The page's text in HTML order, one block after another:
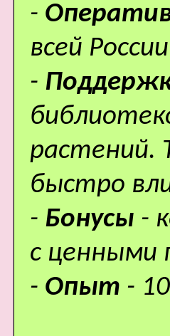
-
всей
-
растений.
быстро
- Бонусы -
с ценными
- Опыт -